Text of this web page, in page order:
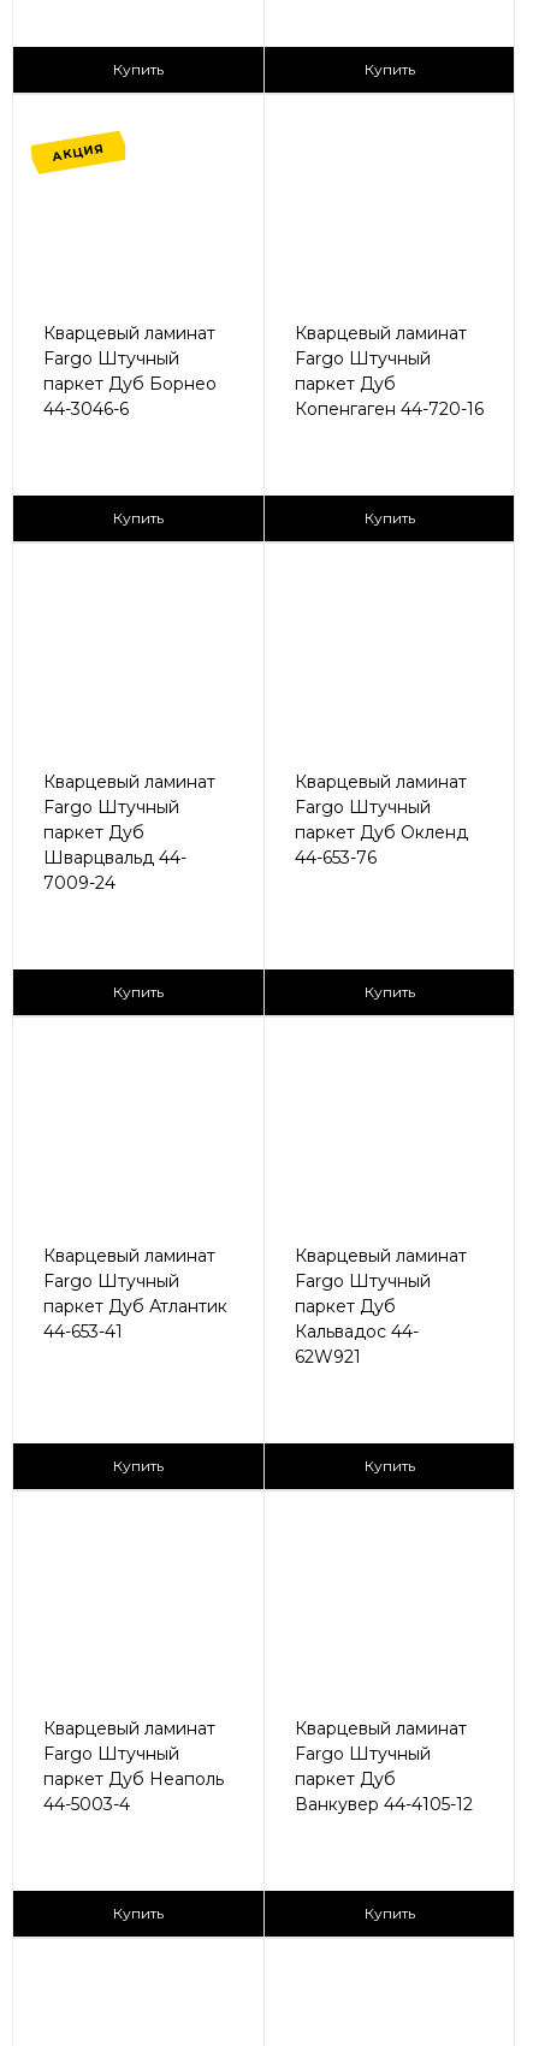
2
Купить
2
Купить
АКЦИЯ
Кварцевый ламинат
Fargo Штучный
паркет Дуб Борнео
44-3046-6
2
Купить
Кварцевый ламинат
Fargo Штучный
паркет Дуб
Копенгаген 44-720-16
2
Купить
Кварцевый ламинат
Fargo Штучный
паркет Дуб
Шварцвальд 44-
7009-24
2
Купить
Кварцевый ламинат
Fargo Штучный
паркет Дуб Окленд
44-653-76
2
Купить
Кварцевый ламинат
Fargo Штучный
паркет Дуб Атлантик
44-653-41
2
Купить
Кварцевый ламинат
Fargo Штучный
паркет Дуб
Кальвадос 44-
62W921
2
Купить
Кварцевый ламинат
Fargo Штучный
паркет Дуб Неаполь
44-5003-4
2
Купить
Кварцевый ламинат
Fargo Штучный
паркет Дуб
Ванкувер 44-4105-12
2
Купить